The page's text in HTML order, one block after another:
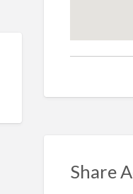
Share